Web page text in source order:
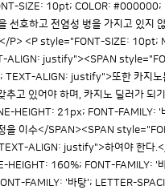
SIZE: 10pt; COLOR: #000000;
호하고 전염성 병을 가지고 있지
</P> <P style="FONT-SIZE:
ALIGN: justify"><SPAN
ALIGN: justify">또한 카지노
추고 있어야 하며, 카지노 딜러가
HEIGHT: 21px; FONT-FAMILY:
정을 이수</SPAN><SPAN
ALIGN: justify">하여야 한
HEIGHT: 160%; FONT-FAMILY:
FAMILY: '바탕'; LETTER-